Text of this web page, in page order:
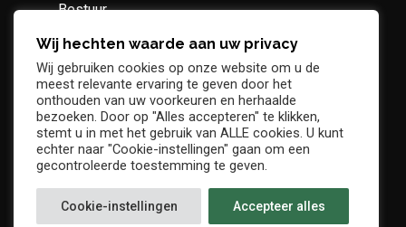
Bestuur
Geschiedenis
Supportersclub
Socio Business Club
Wij hechten waarde aan uw privacy
Wij gebruiken cookies op onze website om u de
meest relevante ervaring te geven door het
onthouden van uw voorkeuren en herhaalde
bezoeken. Door op "Alles accepteren" te klikken,
stemt u in met het gebruik van ALLE cookies. U kunt
echter naar "Cookie-instellingen" gaan om een
gecontroleerde toestemming te geven.
Cookie-instellingen Accepteer alles